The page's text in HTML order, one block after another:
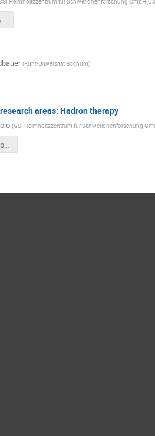
Pixel Platform Workshop 23032026.pptx
(Ruhr-Universität Bochum)
areas: Hadron therapy
(GSI Helmholtzzentrum für Schwerionenforschung
CMOS_Workshop_BIO.pptx